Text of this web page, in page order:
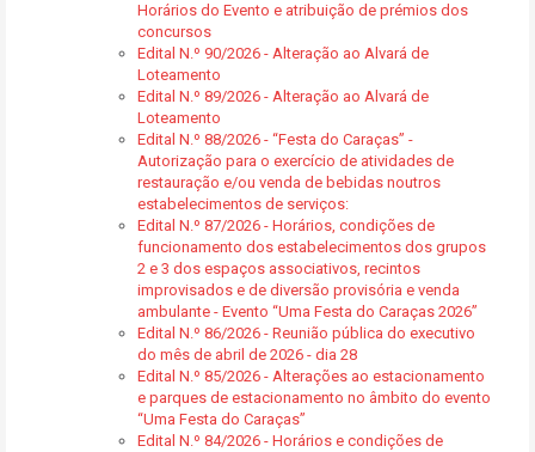
Horários do Evento e atribuição de prémios dos
concursos
Edital N.º 90/2026 - Alteração ao Alvará de
Loteamento
Edital N.º 89/2026 - Alteração ao Alvará de
Loteamento
Edital N.º 88/2026 - “Festa do Caraças” -
Autorização para o exercício de atividades de
restauração e/ou venda de bebidas noutros
estabelecimentos de serviços:
Edital N.º 87/2026 - Horários, condições de
funcionamento dos estabelecimentos dos grupos
2 e 3 dos espaços associativos, recintos
improvisados e de diversão provisória e venda
ambulante - Evento “Uma Festa do Caraças 2026”
Edital N.º 86/2026 - Reunião pública do executivo
do mês de abril de 2026 - dia 28
Edital N.º 85/2026 - Alterações ao estacionamento
e parques de estacionamento no âmbito do evento
“Uma Festa do Caraças”
Edital N.º 84/2026 - Horários e condições de